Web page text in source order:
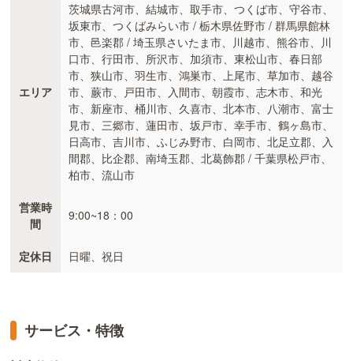
エリア
茨城県古河市、結城市、取手市、つくば市、守谷市、
坂東市、つくばみらい市 / 栃木県佐野市 / 群馬県館林
市、邑楽郡 / 埼玉県さいたま市、川越市、熊谷市、川
口市、行田市、所沢市、加須市、東松山市、春日部
市、狭山市、羽生市、鴻巣市、上尾市、草加市、越谷
市、蕨市、戸田市、入間市、朝霞市、志木市、和光
市、新座市、桶川市、久喜市、北本市、八潮市、富士
見市、三郷市、蓮田市、坂戸市、幸手市、鶴ヶ島市、
日高市、吉川市、ふじみ野市、白岡市、北足立郡、入
間郡、比企郡、南埼玉郡、北葛飾郡 / 千葉県松戸市、
柏市、流山市
営業時
間
9:00~18：00
定休日 日曜、祝日
サービス・特徴